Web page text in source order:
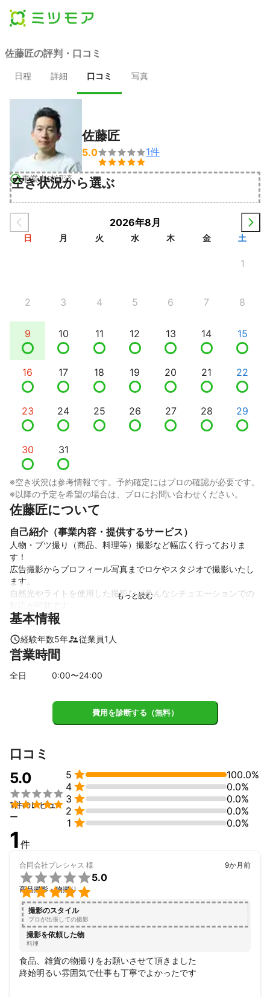
佐藤匠の評判・口コミ
日程 詳細 口コミ 写真
事業者確認済
佐藤匠
5.0

1件
空き状況から選ぶ
2026年8月
日 月 火 水 木 金 土
1
2 3 4 5 6 7 8
9 10 11 12 13 14 15
16 17 18 19 20 21 22
23 24 25 26 27 28 29
30 31
※空き状況は参考情報です。予約確定にはプロの確認が必要です。
※以降の予定を希望の場合は、プロにお問い合わせください。
佐藤匠について
自己紹介（事業内容・提供するサービス）
人物・ブツ撮り（商品、料理等）撮影など幅広く行っておりま
す！
広告撮影からプロフィール写真までロケやスタジオで撮影いたし
ます。
自然光やライトを使用した撮影など色んなシチュエーションでの
これまでの実績
なっております。
人物、店舗、商品撮影など様々な経験があります。
アピールポイント
依頼されたことを後悔させない撮影をいたします！
基本情報
経験年数5年 従業員1 人
営業時間
全日 0:00〜24:00
費用を診断する（無料）
口コミ
5.0


1件のレビュ
ー
5 
100.0%
4 
0.0%
3 
0.0%
2 
0.0%
1  0.0%
1 件
合同会社プレシャス 様


5.0
商品撮影・物撮り
9か月前
撮影のスタイル
プロが出張しての撮影
撮影を依頼した物
料理
食品、雑貨の物撮りをお願いさせて頂きました
終始明るい雰囲気で仕事も丁寧でよかったです